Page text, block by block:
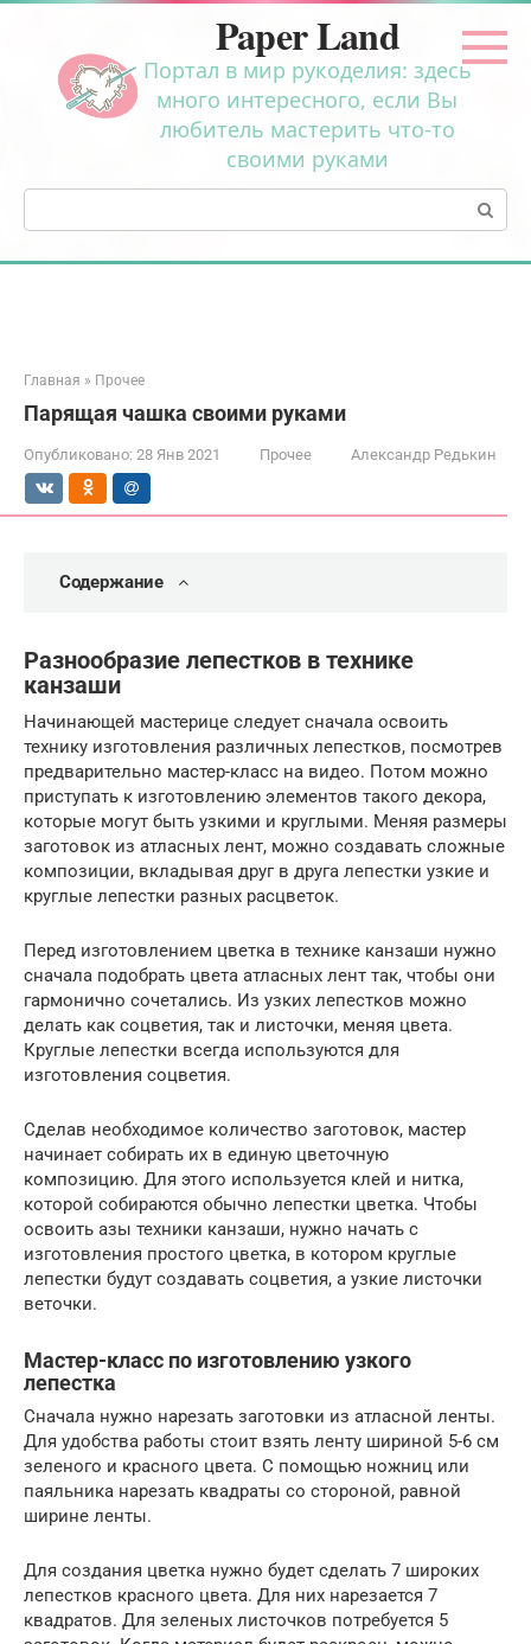
Перейти
контенту
Paper Land
Портал в мир рукоделия: здесь
много интересного, если Вы
любитель мастерить что-то
своими руками
Поиск:
Главная » Прочее
Парящая чашка своими руками
Опубликовано: 28 Янв 2021 Прочее Александр Редькин
Содержание
Разнообразие лепестков в технике
канзаши
Начинающей мастерице следует сначала освоить
технику изготовления различных лепестков, посмотрев
предварительно мастер-класс на видео. Потом можно
приступать к изготовлению элементов такого декора,
которые могут быть узкими и круглыми. Меняя размеры
заготовок из атласных лент, можно создавать сложные
композиции, вкладывая друг в друга лепестки узкие и
круглые лепестки разных расцветок.
Перед изготовлением цветка в технике канзаши нужно
сначала подобрать цвета атласных лент так, чтобы они
гармонично сочетались. Из узких лепестков можно
делать как соцветия, так и листочки, меняя цвета.
Круглые лепестки всегда используются для
изготовления соцветия.
Сделав необходимое количество заготовок, мастер
начинает собирать их в единую цветочную
композицию. Для этого используется клей и нитка,
которой собираются обычно лепестки цветка. Чтобы
освоить азы техники канзаши, нужно начать с
изготовления простого цветка, в котором круглые
лепестки будут создавать соцветия, а узкие листочки
веточки.
Мастер-класс по изготовлению узкого
лепестка
Сначала нужно нарезать заготовки из атласной ленты.
Для удобства работы стоит взять ленту шириной 5-6 см
зеленого и красного цвета. С помощью ножниц или
паяльника нарезать квадраты со стороной, равной
ширине ленты.
Для создания цветка нужно будет сделать 7 широких
лепестков красного цвета. Для них нарезается 7
квадратов. Для зеленых листочков потребуется 5